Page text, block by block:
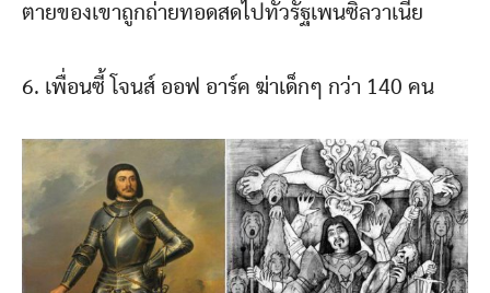
ตายของเขาถูกถ่ายทอดสดไปทั่วรัฐเพนซิลวาเนีย
6. เพื่อนซี้ โจนส์ ออฟ อาร์ค ฆ่าเด็กๆ กว่า 140 คน